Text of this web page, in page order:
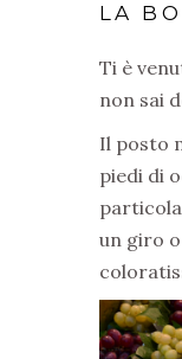
LA
Ti è
non sai
Il posto
piedi di
un giro